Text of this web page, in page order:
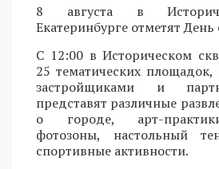
8 августа в
Екатеринбурге отметят День
С 12:00 в Историческом
25 тематических площадок,
застройщиками и
представят различные
о городе, арт-
фотозоны, настольный
спортивные активности.